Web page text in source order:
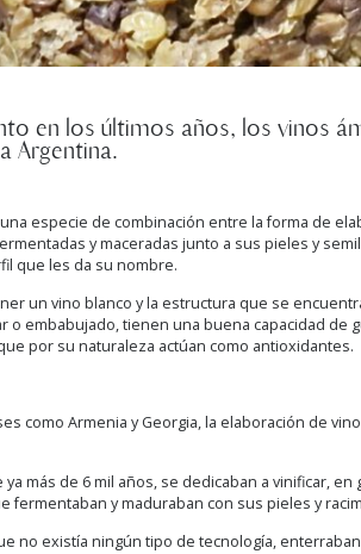
en los últimos años, los vinos
Argentina.
especie de combinación entre la forma de
y maceradas junto a sus pieles y
que les da su nombre.
un vino blanco y la estructura que se
o embabujado, tienen una buena capacidad de
por su naturaleza actúan como antioxidantes.
como Armenia y Georgia, la elaboración de
más de 6 mil años, se dedicaban a vinificar,
fermentaban y maduraban con sus pieles y
no existía ningún tipo de tecnología,